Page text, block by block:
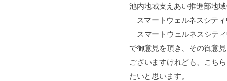
池内地域支えあい推進部地
スマートウェルネスシティ
スマートウェルネスシテ
で御意見を頂き、その御意
ございますけれども、こち
たいと思います。